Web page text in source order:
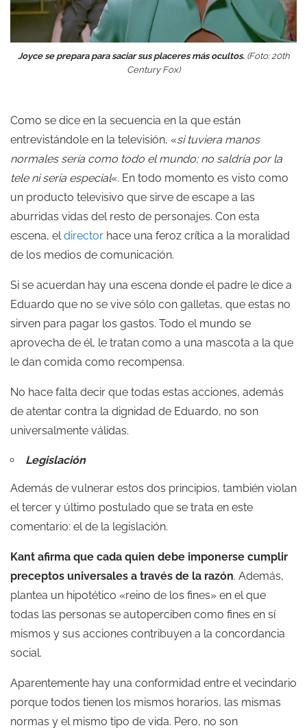
Joyce se prepara para saciar sus placeres más ocultos.(Foto: 20th
Century Fox)
Como se dice en la secuencia en la que están
entrevistándole en la televisión, «si tuviera manos
normales sería como todo el mundo; no saldría por la
tele ni sería especial«. En todo momento es visto como
un producto televisivo que sirve de escape a las
aburridas vidas del resto de personajes. Con esta
escena, eldirector hace una feroz crítica a la moralidad
de los medios de comunicación.
Si se acuerdan hay una escena donde el padre le dice a
Eduardo que no se vive sólo con galletas, que estas no
sirven para pagar los gastos. Todo el mundo se
aprovecha de él, le tratan como a una mascota a la que
le dan comida como recompensa.
No hace falta decir que todas estas acciones, además
de atentar contra la dignidad de Eduardo, no son
universalmente válidas.
Legislación
Además de vulnerar estos dos principios, también violan
el tercer y último postulado que se trata en este
comentario: el de la legislación.
Kant afirma que cada quien debe imponerse cumplir
preceptos universales a través de la razón. Además,
plantea un hipotético «reino de los fines» en el que
todas las personas se autoperciben como fines en sí
mismos y sus acciones contribuyen a la concordancia
social.
Aparentemente hay una conformidad entre el vecindario
porque todos tienen los mismos horarios, las mismas
normas y el mismo tipo de vida. Pero, no son